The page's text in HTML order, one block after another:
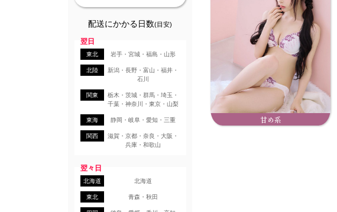
配送にかかる日数(目安)
翌日
東北 岩手・宮城・福島・山形
北陸
新潟・長野・富山・福井・
石川
関東
栃木・茨城・群馬・埼玉・
千葉・神奈川・東京・山梨
東海 静岡・岐阜・愛知・三重
関西
滋賀・京都・奈良・大阪・
兵庫・和歌山
翌々日
北海道 北海道
東北 青森・秋田
甘め系